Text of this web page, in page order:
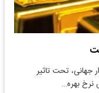
جهانی، تحت تاثیر
نرخ بهره…